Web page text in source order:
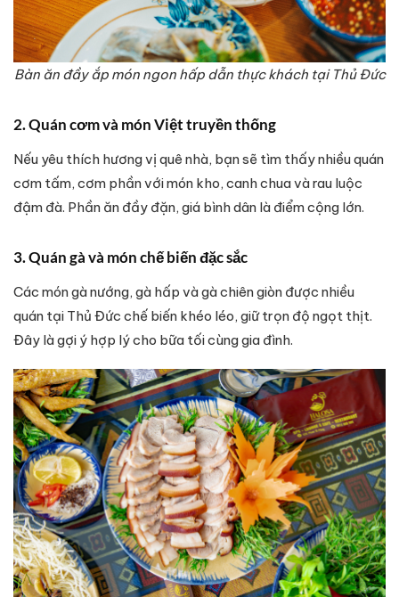
Bàn ăn đầy ắp món ngon hấp dẫn thực khách tại Thủ Đức
2. Quán cơm và món Việt truyền thống
Nếu yêu thích hương vị quê nhà, bạn sẽ tìm thấy nhiều quán
cơm tấm, cơm phần với món kho, canh chua và rau luộc
đậm đà. Phần ăn đầy đặn, giá bình dân là điểm cộng lớn.
3. Quán gà và món chế biến đặc sắc
Các món gà nướng, gà hấp và gà chiên giòn được nhiều
quán tại Thủ Đức chế biến khéo léo, giữ trọn độ ngọt thịt.
Đây là gợi ý hợp lý cho bữa tối cùng gia đình.